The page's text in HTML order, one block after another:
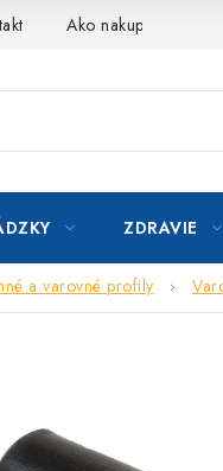
Ako nakupovať
ZDRAVIE
a varovné profily